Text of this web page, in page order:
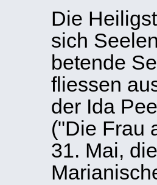
Die
sich
betende
fliessen
der Ida
("Die Frau
31. Mai,